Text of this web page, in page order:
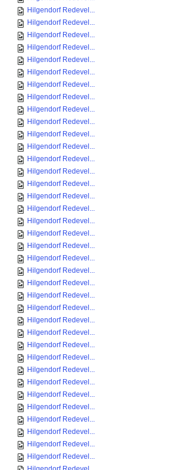
Hilgendorf Redevel...
Hilgendorf Redevel...
Hilgendorf Redevel...
Hilgendorf Redevel...
Hilgendorf Redevel...
Hilgendorf Redevel...
Hilgendorf Redevel...
Hilgendorf Redevel...
Hilgendorf Redevel...
Hilgendorf Redevel...
Hilgendorf Redevel...
Hilgendorf Redevel...
Hilgendorf Redevel...
Hilgendorf Redevel...
Hilgendorf Redevel...
Hilgendorf Redevel...
Hilgendorf Redevel...
Hilgendorf Redevel...
Hilgendorf Redevel...
Hilgendorf Redevel...
Hilgendorf Redevel...
Hilgendorf Redevel...
Hilgendorf Redevel...
Hilgendorf Redevel...
Hilgendorf Redevel...
Hilgendorf Redevel...
Hilgendorf Redevel...
Hilgendorf Redevel...
Hilgendorf Redevel...
Hilgendorf Redevel...
Hilgendorf Redevel...
Hilgendorf Redevel...
Hilgendorf Redevel...
Hilgendorf Redevel...
Hilgendorf Redevel...
Hilgendorf Redevel...
Hilgendorf Redevel...